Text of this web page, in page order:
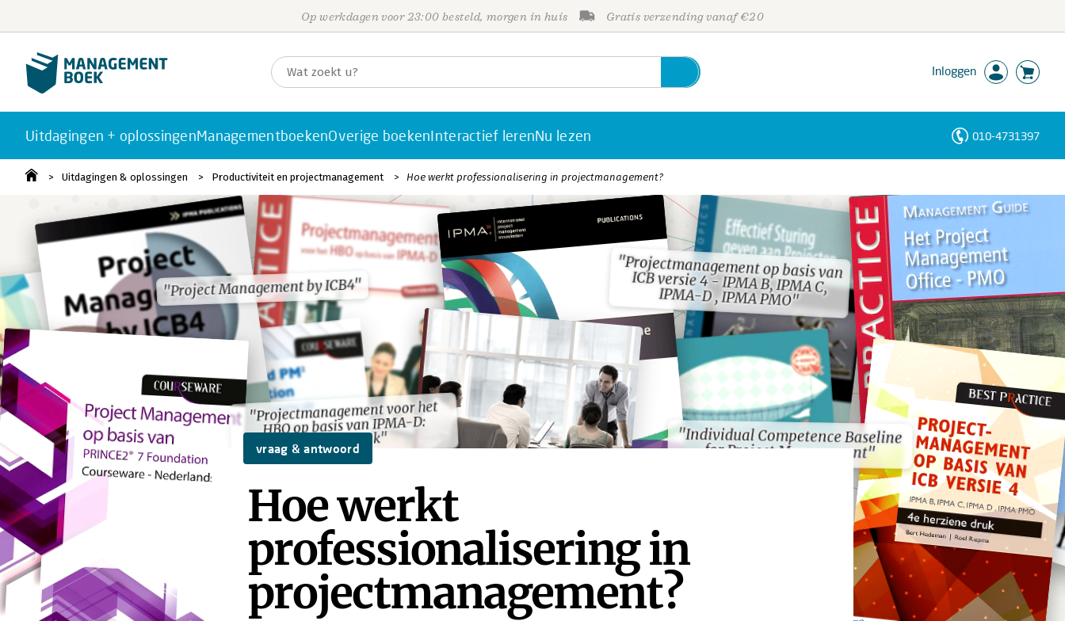
Op werkdagen voor 23:00 besteld, morgen in huis Gratis verzending vanaf €20
Inloggen
Uitdagingen + oplossingenManagementboekenOverige boekenInteractief lerenNu lezen 010-4731397
Uitdagingen & oplossingen Productiviteit en projectmanagement Hoe werkt professionalisering in projectmanagement?
"Project Management by ICB4"
"Projectmanagement op basis van
ICB versie 4 - IPMA B, IPMA C,
IPMA-D , IPMA PMO"
"Projectmanagement voor het
HBO op basis van IPMA-D:
Theorieboek" "Individual Competence Baseline
for Project Management"
"Project Management by ICB4"
"Projectmanagement op basis van
ICB versie 4 - IPMA B, IPMA C,
IPMA-D , IPMA PMO"
"Projectmanagement voor het
HBO op basis van IPMA-D:
Theorieboek" "Individual Competence Baseline
for Project Management"
vraag & antwoord
Hoe werkt
professionalisering in
projectmanagement?
Personen
Trefwoorden